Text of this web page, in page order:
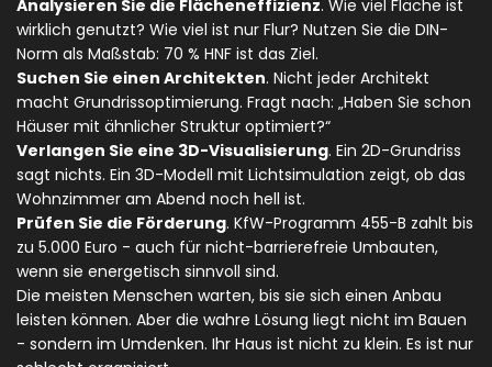
Analysieren Sie die Flächeneffizienz. Wie viel Fläche ist
wirklich genutzt? Wie viel ist nur Flur? Nutzen Sie die DIN-
Norm als Maßstab: 70 % HNF ist das Ziel.
Suchen Sie einen Architekten. Nicht jeder Architekt
macht Grundrissoptimierung. Fragt nach: „Haben Sie schon
Häuser mit ähnlicher Struktur optimiert?“
Verlangen Sie eine 3D-Visualisierung. Ein 2D-Grundriss
sagt nichts. Ein 3D-Modell mit Lichtsimulation zeigt, ob das
Wohnzimmer am Abend noch hell ist.
Prüfen Sie die Förderung. KfW-Programm 455-B zahlt bis
zu 5.000 Euro - auch für nicht-barrierefreie Umbauten,
wenn sie energetisch sinnvoll sind.
Die meisten Menschen warten, bis sie sich einen Anbau
leisten können. Aber die wahre Lösung liegt nicht im Bauen
- sondern im Umdenken. Ihr Haus ist nicht zu klein. Es ist nur